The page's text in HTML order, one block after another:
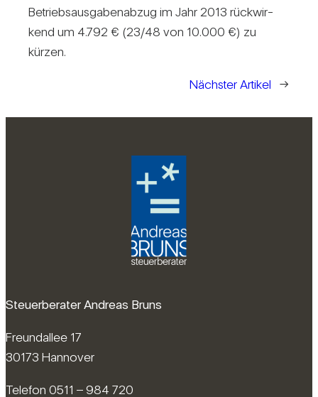
Betriebs­aus­ga­ben­abzug im Jahr 2013 rück­wir­
kend um 4.792 € (23/​48 von 10.000 €) zu
kürzen.
Nächster Artikel →
Steuerberater Andreas Bruns
Freundallee 17
30173 Hannover
Telefon 0511 – 984 720